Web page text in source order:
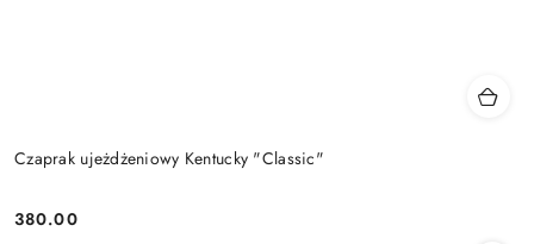
Czaprak ujeżdżeniowy Kentucky "Classic"
Cena:
380.00